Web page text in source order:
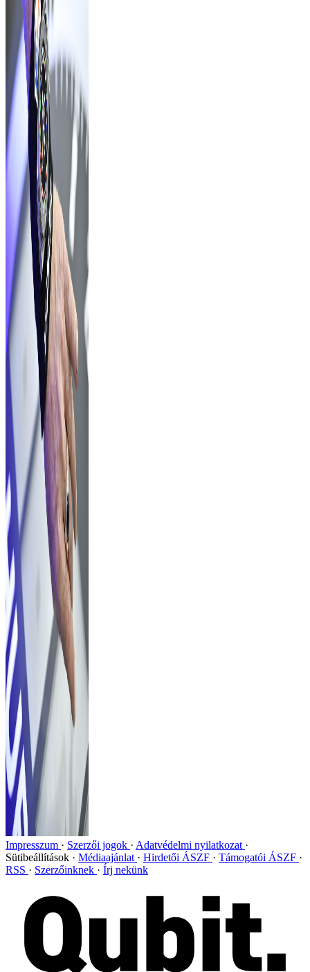
Impresszum Szerzői jogok
Adatvédelmi nyilatkozat
Sütibeállítások
Médiaajánlat Hirdetői ÁSZF
Támogatói ÁSZF
RSS
Szerzőinknek Írj nekünk